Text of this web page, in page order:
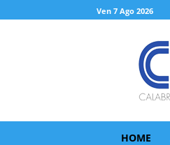
Ven 7 Ago 2026
HOME